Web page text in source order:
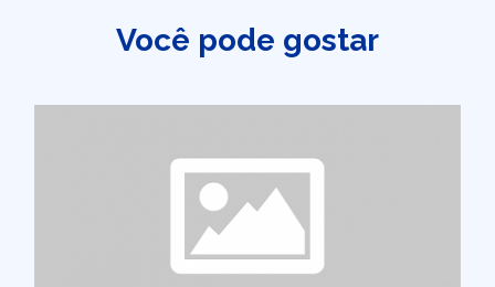
Você pode gostar